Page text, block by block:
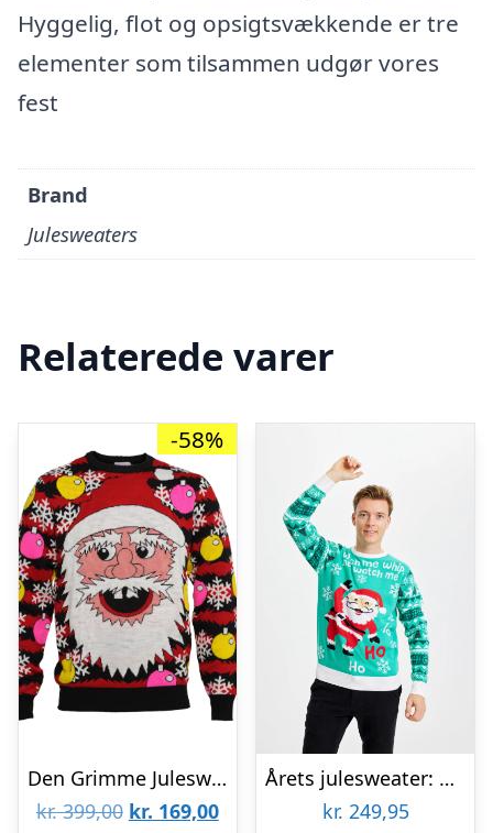
Hyggelig, flot og opsigtsvækkende er tre
elementer som tilsammen udgør vores
fest
Brand
Julesweaters
Relaterede varer
-58%
Den Grimme Julesweater – herre / mænd
kr.399,00 Den
kr. 169,00Den
Årets julesweater: Watch Me Whip – herre / mænd. Ugly Christmas Sweater lavet i Danmark
kr. 249,95